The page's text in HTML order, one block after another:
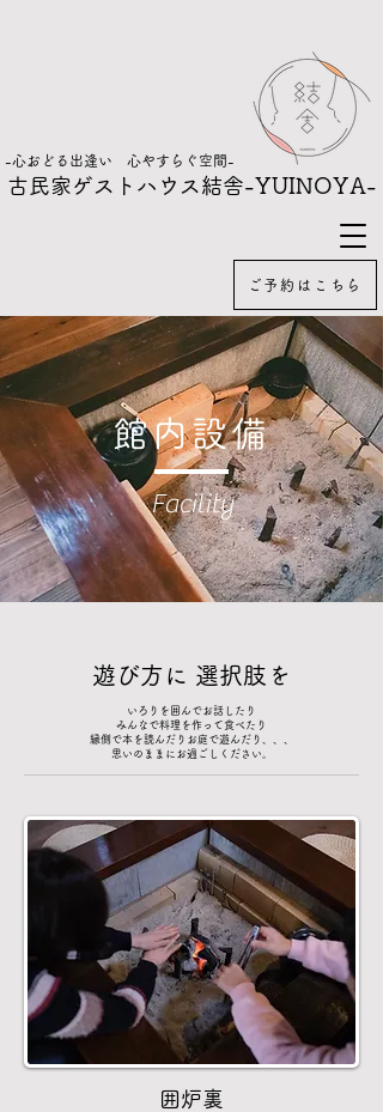
-心おどる出逢い 心やすらぐ空間-
古民家ゲストハウス結舎-YUINOYA-
ご予約はこちら
館内設備
Facility
遊び方に 選択肢を
いろりを囲んでお話したり
みんなで料理を作って食べたり
縁側で本を読んだりお庭で遊んだり、、、
思いのままにお過ごしください。
囲炉裏